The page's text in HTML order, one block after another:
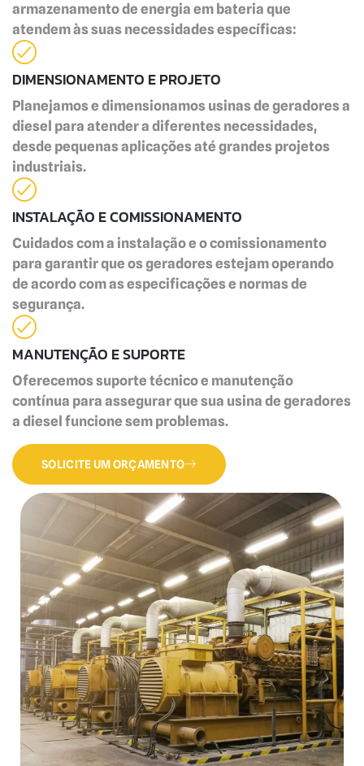
armazenamento de energia em bateria que
atendem às suas necessidades específicas:
DIMENSIONAMENTO E PROJETO
Planejamos e dimensionamos usinas de geradores a
diesel para atender a diferentes necessidades,
desde pequenas aplicações até grandes projetos
industriais.
INSTALAÇÃO E COMISSIONAMENTO
Cuidados com a instalação e o comissionamento
para garantir que os geradores estejam operando
de acordo com as especificações e normas de
segurança.
MANUTENÇÃO E SUPORTE
Oferecemos suporte técnico e manutenção
contínua para assegurar que sua usina de geradores
a diesel funcione sem problemas.
SOLICITE UM ORÇAMENTO